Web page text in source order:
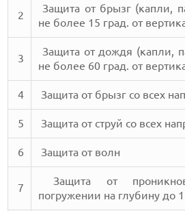
2
Защита от брызг (капли,
не более 15 град. от
3
Защита от дождя (капли,
не более 60 град. от
4 Защита от брызг со всех
5 Защита от струй со всех
6 Защита от волн
7
Защита от
погружении на глубину до